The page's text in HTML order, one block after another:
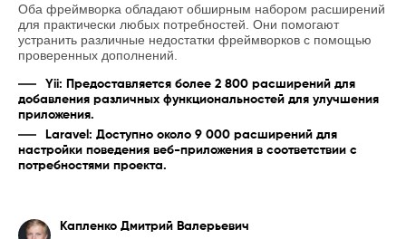
Оба фреймворка обладают обширным набором расширений
для практически любых потребностей. Они помогают
устранить различные недостатки фреймворков с помощью
проверенных дополнений.
Yii: Предоставляется более 2 800 расширений для
добавления различных функциональностей для улучшения
приложения.
Laravel: Доступно около 9 000 расширений для
настройки поведения веб-приложения в соответствии с
потребностями проекта.
Капленко Дмитрий Валерьевич